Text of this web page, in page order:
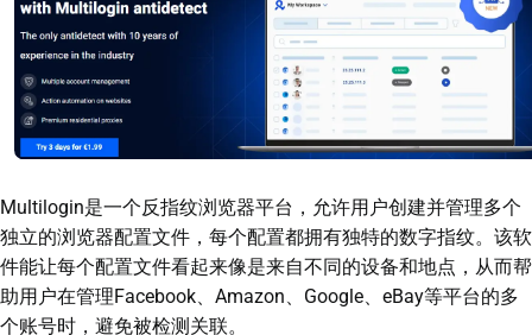
Multilogin是一个反指纹浏览器平台，允许用户创建并管理多个
独立的浏览器配置文件，每个配置都拥有独特的数字指纹。该软
件能让每个配置文件看起来像是来自不同的设备和地点，从而帮
助用户在管理Facebook、Amazon、Google、eBay等平台的多
个账号时，避免被检测关联。